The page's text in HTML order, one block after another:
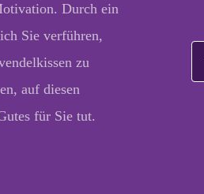
Durch ein
Sie verführen,
zu
auf diesen
für Sie tut.